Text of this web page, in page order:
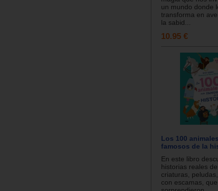
un mundo donde
transforma en
la sabid...
10.95 €
Los 100
famosos de la
En este libro
historias reales
criaturas,
con escamas,